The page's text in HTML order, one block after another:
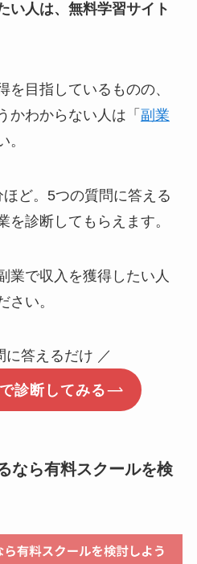
い人は、無料学習サイト
を目指しているものの、
かわからない人は「 副業
。
ど。5つの質問に答える
を診断してもらえます。
業で収入を獲得したい人
さい。
に答えるだけ ／
診断してみる
なら有料スクールを検